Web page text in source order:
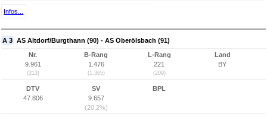
Infos...
A 3 AS Altdorf/Burgthann (90) - AS Oberölsbach (91)
Nr.
9.961
(313)
B-Rang
1.476
(1.365)
L-Rang
221
(209)
Land
BY
DTV
47.806
SV
9.657
(20,2%)
BPL